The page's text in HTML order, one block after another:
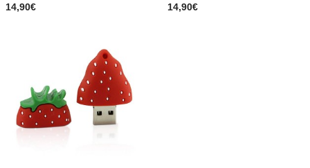
14,90€ 14,90€